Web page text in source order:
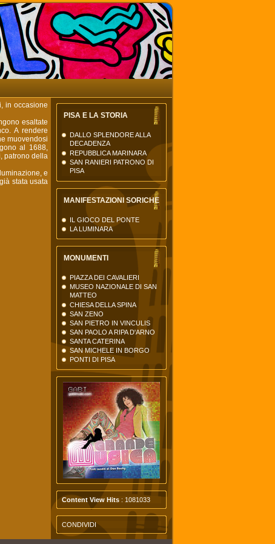
La Torre di Pisa
il nuovo portale della città
di Pisa
in occasione
esaltate
A rendere
muovendosi
al 1688,
patrono della
e
stata usata
PISA E LA STORIA
DALLO SPLENDORE ALLA
DECADENZA
REPUBBLICA MARINARA
SAN RANIERI PATRONO DI
PISA
MANIFESTAZIONI SORICHE
IL GIOCO DEL PONTE
LA LUMINARA
MONUMENTI
PIAZZA DEI CAVALIERI
MUSEO NAZIONALE DI SAN
MATTEO
CHIESA DELLA SPINA
SAN ZENO
SAN PIETRO IN VINCULIS
SAN PAOLO A RIPA D'ARNO
SANTA CATERINA
SAN MICHELE IN BORGO
PONTI DI PISA
Content View Hits : 1081033
CONDIVIDI